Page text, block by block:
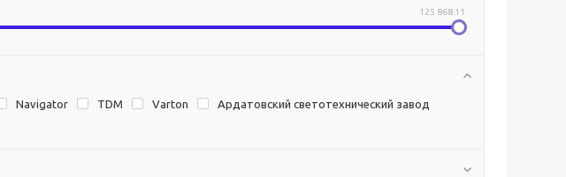
125 868.11
Navigator TDM Varton
Ардатовский светотехнический завод